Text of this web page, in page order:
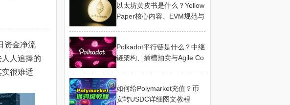
资金净流
人追捧的
实很难适
以太坊黄皮书是什么？Yellow
Paper核心内容、EVM规范与
Polkadot平行链是什么？中继
链架构、插槽拍卖与Agile Co
如何给Polymarket充值？币
安转USDC详细图文教程